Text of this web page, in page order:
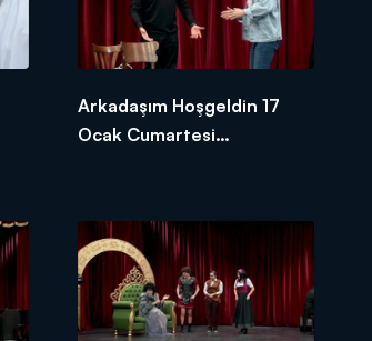
Arkadaşım Hoşgeldin 17
Ocak Cumartesi